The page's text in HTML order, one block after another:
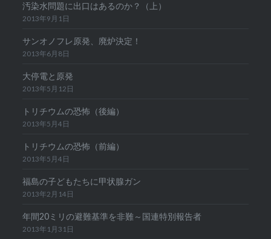
汚染水問題に出口はあるのか？（上）
2013年9月1日
サンオノフレ原発、廃炉決定！
2013年6月8日
大停電と原発
2013年5月12日
トリチウムの恐怖（後編）
2013年5月4日
トリチウムの恐怖（前編）
2013年5月4日
福島の子どもたちに甲状腺ガン
2013年2月14日
年間20ミリの避難基準を非難～国連特別報告者
2013年1月31日